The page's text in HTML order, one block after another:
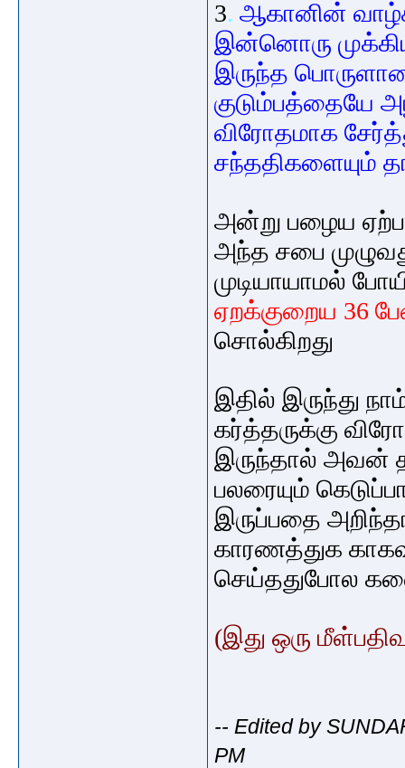
3. ஆகானின்
இன்னொரு
இருந்த
குடும்பத்தையே
விரோதமாக
சந்ததிகளையும்
அன்று பழைய
அந்த சபை
முடியாயாமல்
ஏறக்குறைய 36
சொல்கிறது
இதில் இருந்து
கர்த்தருக்கு
இருந்தால் அவன்
பலரையும்
இருப்பதை
காரணத்துக
செய்ததுபோல
(இது ஒரு
-- Edited by
PM